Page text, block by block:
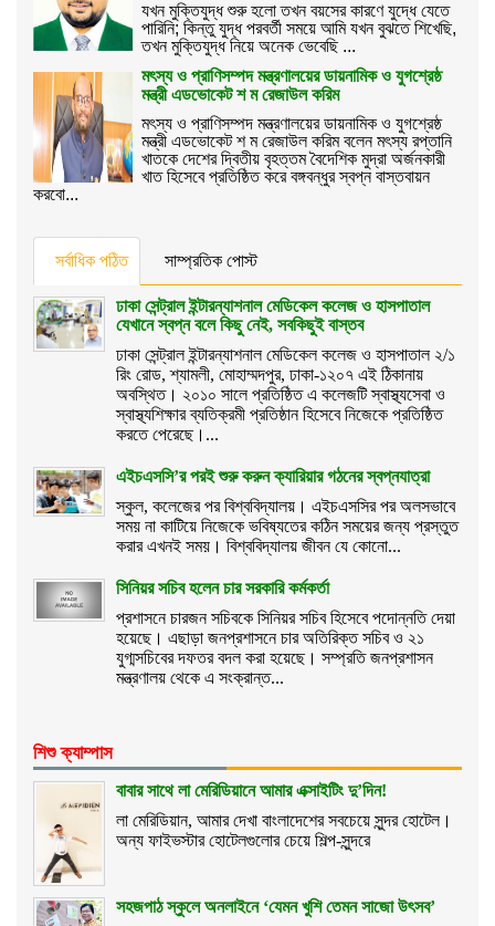
যখন মুক্তিযুদ্ধ শুরু হলো তখন বয়সের কারণে যুদ্ধে যেতে
পারিনি; কিন্তু যুদ্ধ পরবর্তী সময়ে আমি যখন বুঝতে শিখেছি,
তখন মুক্তিযুদ্ধ নিয়ে অনেক ভেবেছি ...
মৎস্য ও প্রাণিসম্পদ মন্ত্রণালয়ের ডায়নামিক ও যুগশ্রেষ্ঠ
মন্ত্রী এডভোকেট শ ম রেজাউল করিম
মৎস্য ও প্রাণিসম্পদ মন্ত্রণালয়ের ডায়নামিক ও যুগশ্রেষ্ঠ
মন্ত্রী এডভোকেট শ ম রেজাউল করিম বলেন মৎস্য রপ্তানি
খাতকে দেশের দ্বিতীয় বৃহত্তম বৈদেশিক মুদ্রা অর্জনকারী
খাত হিসেবে প্রতিষ্ঠিত করে বঙ্গবন্ধুর স্বপ্ন বাস্তবায়ন
করবো...
সর্বাধিক পঠিত সাম্প্রতিক পোস্ট
ঢাকা সেন্ট্রাল ইন্টারন্যাশনাল মেডিকেল কলেজ ও হাসপাতাল
যেখানে স্বপ্ন বলে কিছু নেই, সবকিছুই বাস্তব
ঢাকা সেন্ট্রাল ইন্টারন্যাশনাল মেডিকেল কলেজ ও হাসপাতাল ২/১
রিং রোড, শ্যামলী, মোহাম্মদপুর, ঢাকা-১২০৭ এই ঠিকানায়
অবস্থিত। ২০১০ সালে প্রতিষ্ঠিত এ কলেজটি স্বাস্থ্যসেবা ও
স্বাস্থ্যশিক্ষার ব্যতিক্রমী প্রতিষ্ঠান হিসেবে নিজেকে প্রতিষ্ঠিত
করতে পেরেছে।...
এইচএসসি’র পরই শুরু করুন ক্যারিয়ার গঠনের স্বপ্নযাত্রা
স্কুল, কলেজের পর বিশ্ববিদ্যালয়। এইচএসসির পর অলসভাবে
সময় না কাটিয়ে নিজেকে ভবিষ্যতের কঠিন সময়ের জন্য প্রস্তুত
করার এখনই সময়। বিশ্ববিদ্যালয় জীবন যে কোনো...
সিনিয়র সচিব হলেন চার সরকারি কর্মকর্তা
প্রশাসনে চারজন সচিবকে সিনিয়র সচিব হিসেবে পদোন্নতি দেয়া
হয়েছে। এছাড়া জনপ্রশাসনে চার অতিরিক্ত সচিব ও ২১
যুগ্মসচিবের দফতর বদল করা হয়েছে। সম্প্রতি জনপ্রশাসন
মন্ত্রণালয় থেকে এ সংক্রান্ত...
শিশু ক্যাম্পাস
বাবার সাথে লা মেরিডিয়ানে আমার এক্সাইটিং দু’দিন!
লা মেরিডিয়ান, আমার দেখা বাংলাদেশের সবচেয়ে সুন্দর হোটেল।
অন্য ফাইভস্টার হোটেলগুলোর চেয়ে শিল্প-সুন্দরে
সহজপাঠ স্কুলে অনলাইনে ‘যেমন খুশি তেমন সাজো উৎসব’